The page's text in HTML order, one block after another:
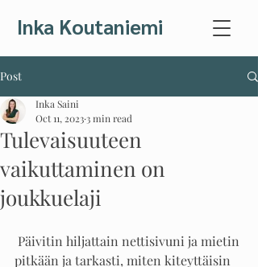
Inka Koutaniemi
Post
Tulevaisuuteen
vaikuttaminen on
joukkuelaji
Inka Saini
Oct 11, 2023 3 min read
pitkään ja tarkasti, miten kiteyttäisin